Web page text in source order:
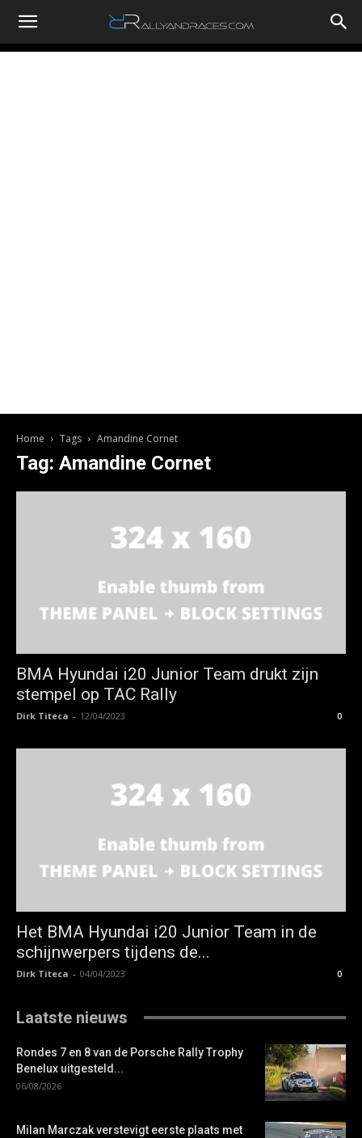
RallyandRaces.com
Home Tags Amandine Cornet
Tag: Amandine Cornet
BMA Hyundai i20 Junior Team drukt zijn
stempel op TAC Rally
Dirk Titeca - 12/04/2023 0
Het BMA Hyundai i20 Junior Team in de
schijnwerpers tijdens de...
Dirk Titeca - 04/04/2023 0
Laatste nieuws
Rondes 7 en 8 van de Porsche Rally Trophy
Benelux uitgesteld...
06/08/2026
Milan Marczak verstevigt eerste plaats met